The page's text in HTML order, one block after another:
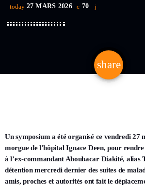
today 27 MARS 2026 70
share
email
Un symposium a été organisé ce vendredi 27
morgue de l’hôpital Ignace Deen, pour
à l’ex-commandant Aboubacar Diakité, alias
détention mercredi dernier des suites de
amis, proches et autorités ont fait le